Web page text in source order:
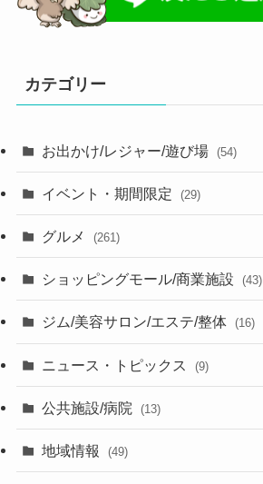
カテゴリー
お出かけ/レジャー/遊び場 (54)
イベント・期間限定 (29)
グルメ (261)
ショッピングモール/商業施設 (43)
ジム/美容サロン/エステ/整体 (16)
ニュース・トピックス (9)
公共施設/病院 (13)
地域情報 (49)